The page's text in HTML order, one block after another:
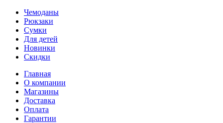
Чемоданы
Рюкзаки
Сумки
Для детей
Новинки
Скидки
Главная
О компании
Магазины
Доставка
Оплата
Гарантии